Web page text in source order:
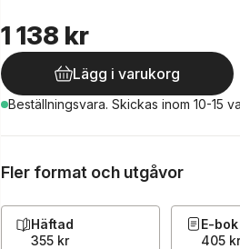
1 138 kr
Lägg i varukorg
Beställningsvara. Skickas inom 10-15
Fler format och utgåvor
Häftad
355 kr
E-bok
405 kr